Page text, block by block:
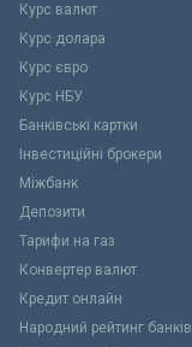
Курс валют
Курс долара
Курс євро
Курс НБУ
Банківські картки
Інвестиційні брокери
Міжбанк
Депозити
Тарифи на газ
Конвертер валют
Кредит онлайн
Народний рейтинг банків